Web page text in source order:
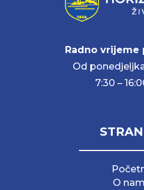
Radno vrijeme
Od
7:30 –
O